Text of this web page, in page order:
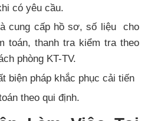
có yêu cầu.
cung cấp hồ sơ, số liệu cho
toán, thanh tra kiểm tra theo
phòng KT-TV.
biện pháp khắc phục cải tiến
theo qui định.